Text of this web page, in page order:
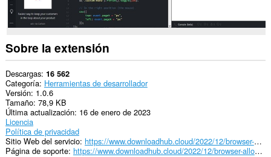
tus
pestañas
y
tu
actividad
de
navegación.
Sobre la extensión
Descargas 16 562
Categoría Herramientas de desarrollador
Versión 1.0.6
Tamaño 78,9 KB
Última actualización 16 de enero de 2023
Licencia
Política de privacidad
Sitio Web del servicio
https://www.downloadhub.cloud/2022/12/browser-allow-copy-right-click.html
Página de soporte
https://www.downloadhub.cloud/2022/12/browser-allow-copy-right-click.html